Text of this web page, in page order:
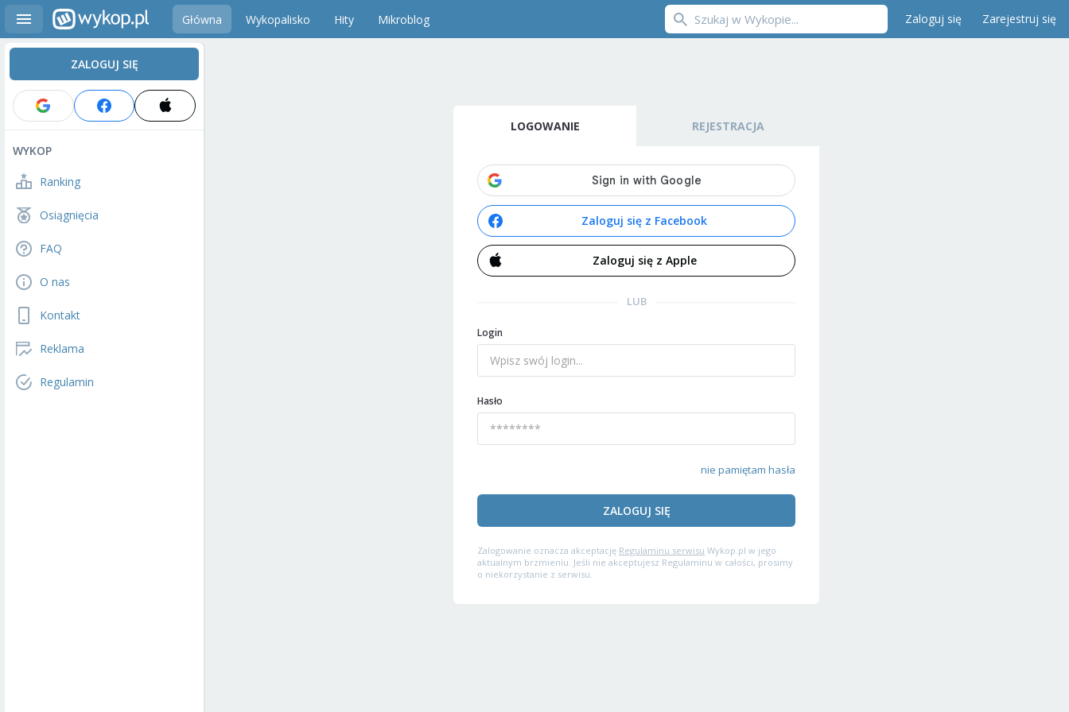
Główna Wykopalisko Hity Mikroblog Zaloguj się Zarejestruj się
ZALOGUJ SIĘ
WYKOP
Ranking
Osiągnięcia
FAQ
O nas
Kontakt
Reklama
Regulamin
LOGOWANIE REJESTRACJA
Zaloguj się z Facebook
Zaloguj się z Apple
LUB
Login
Hasło
nie pamiętam hasła
ZALOGUJ SIĘ
Zalogowanie oznacza akceptację Regulaminu serwisu Wykop.pl w jego
aktualnym brzmieniu. Jeśli nie akceptujesz Regulaminu w całości, prosimy
o niekorzystanie z serwisu.